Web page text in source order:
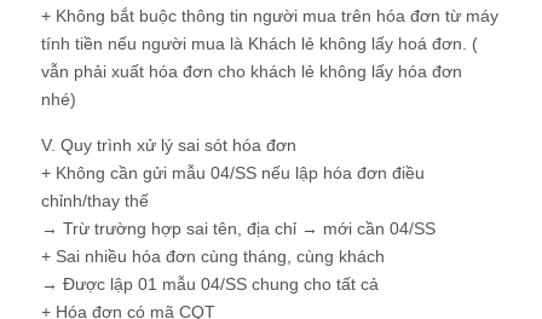
+ Không bắt buộc thông tin người mua trên hóa đơn từ máy
tính tiền nếu người mua là Khách lẻ không lấy hoá đơn. (
vẫn phải xuất hóa đơn cho khách lẻ không lấy hóa đơn
nhé)
V. Quy trình xử lý sai sót hóa đơn
+ Không cần gửi mẫu 04/SS nếu lập hóa đơn điều
chỉnh/thay thế
→ Trừ trường hợp sai tên, địa chỉ → mới cần 04/SS
+ Sai nhiều hóa đơn cùng tháng, cùng khách
→ Được lập 01 mẫu 04/SS chung cho tất cả
+ Hóa đơn có mã CQT